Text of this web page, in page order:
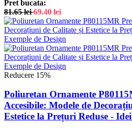
Pret bucata:
81.65lei 69.40 lei
Reducere 15%
Poliuretan Ornamente
Accesibile: Modele de
Estetice la Prețuri Reduse -